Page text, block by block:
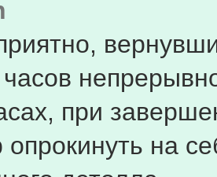
при
опрокинуть на